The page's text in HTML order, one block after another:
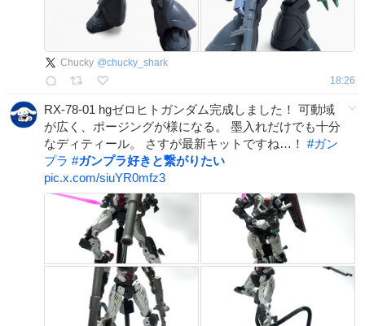
Chucky @chucky_shark
18:26
RX-78-01 hgゼロヒトガンダム完成しました！ 可動域
が広く、ポージングが様になる。 墨入れだけでも十分
なディティール。 さすが最新キットですね…！ #ガン
プラ #ガンプラ好きと繋がりたい
pic.x.com/siuYR0mfz3